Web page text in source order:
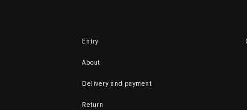
Entry
About
Delivery and payment
Return